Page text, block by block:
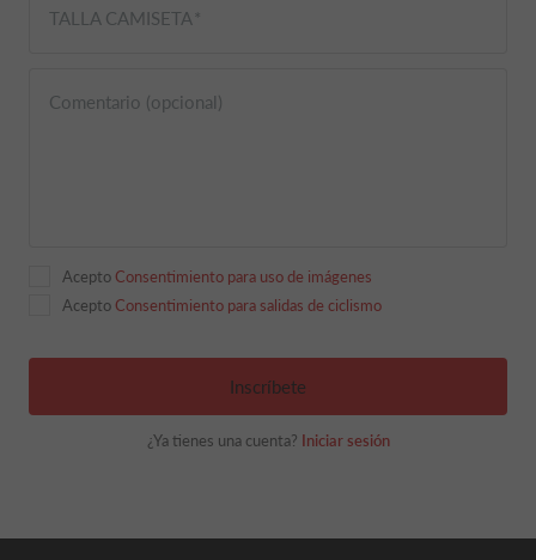
TALLA CAMISETA
Comentario (opcional)
Acepto Consentimiento para uso de imágenes
Acepto Consentimiento para salidas de ciclismo
Inscríbete
¿Ya tienes una cuenta? Iniciar sesión